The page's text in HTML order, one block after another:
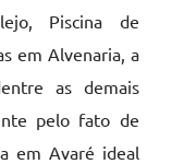
Piscina de
em Alvenaria, a
as demais
pelo fato de
em Avaré ideal